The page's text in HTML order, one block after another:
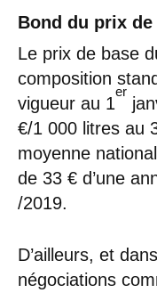
Bond du prix
Le prix de base
composition
vigueur au 1
er
€/1 000 litres au
moyenne
de 33 € d’une
/2019.
D’ailleurs, et
négociations